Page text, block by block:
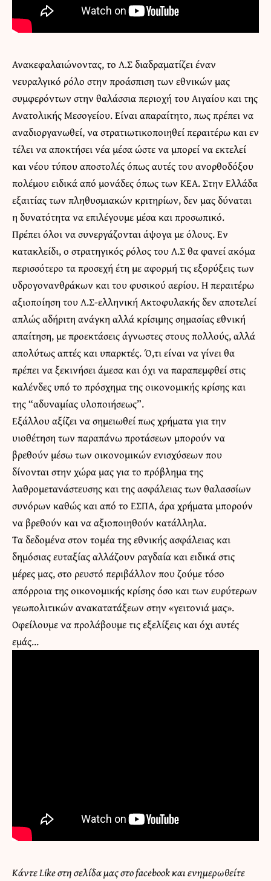
Ανακεφαλαιώνοντας, το Λ.Σ διαδραματίζει έναν
νευραλγικό ρόλο στην προάσπιση των εθνικών μας
συμφερόντων στην θαλάσσια περιοχή του Αιγαίου και της
Ανατολικής Μεσογείου. Είναι απαραίτητο, πως πρέπει να
αναδιοργανωθεί, να στρατιωτικοποιηθεί περαιτέρω και εν
τέλει να αποκτήσει νέα μέσα ώστε να μπορεί να εκτελεί
και νέου τύπου αποστολές όπως αυτές του ανορθοδόξου
πολέμου ειδικά από μονάδες όπως των ΚΕΑ. Στην Ελλάδα
εξαιτίας των πληθυσμιακών κριτηρίων, δεν μας δύναται
η δυνατότητα να επιλέγουμε μέσα και προσωπικό.
Πρέπει όλοι να συνεργάζονται άψογα με όλους. Εν
κατακλείδι, ο στρατηγικός ρόλος του Λ.Σ θα φανεί ακόμα
περισσότερο τα προσεχή έτη με αφορμή τις εξορύξεις των
υδρογονανθράκων και του φυσικού αερίου. Η περαιτέρω
αξιοποίηση του Λ.Σ-ελληνική Ακτοφυλακής δεν αποτελεί
απλώς αδήριτη ανάγκη αλλά κρίσιμης σημασίας εθνική
απαίτηση, με προεκτάσεις άγνωστες στους πολλούς, αλλά
απολύτως απτές και υπαρκτές. Ό,τι είναι να γίνει θα
πρέπει να ξεκινήσει άμεσα και όχι να παραπεμφθεί στις
καλένδες υπό το πρόσχημα της οικονομικής κρίσης και
της “αδυναμίας υλοποιήσεως”.
Εξάλλου αξίζει να σημειωθεί πως χρήματα για την
υιοθέτηση των παραπάνω προτάσεων μπορούν να
βρεθούν μέσω των οικονομικών ενισχύσεων που
δίνονται στην χώρα μας για το πρόβλημα της
λαθρομετανάστευσης και της ασφάλειας των θαλασσίων
συνόρων καθώς και από το ΕΣΠΑ, άρα χρήματα μπορούν
να βρεθούν και να αξιοποιηθούν κατάλληλα.
Τα δεδομένα στον τομέα της εθνικής ασφάλειας και
δημόσιας ευταξίας αλλάζουν ραγδαία και ειδικά στις
μέρες μας, στο ρευστό περιβάλλον που ζούμε τόσο
απόρροια της οικονομικής κρίσης όσο και των ευρύτερων
γεωπολιτικών ανακατατάξεων στην «γειτονιά μας».
Οφείλουμε να προλάβουμε τις εξελίξεις και όχι αυτές
εμάς…
Κάντε Like στη σελίδα μας στο facebook και ενημερωθείτε